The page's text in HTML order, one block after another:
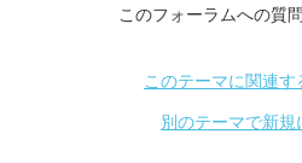
このフォーラムへの質
このテーマに関連す
別のテーマで新規